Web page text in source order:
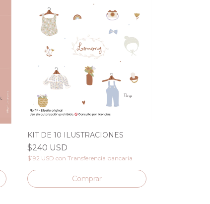
KIT DE 10 ILUSTRACIONES
$240 USD
$192 USD con Transferencia bancaria